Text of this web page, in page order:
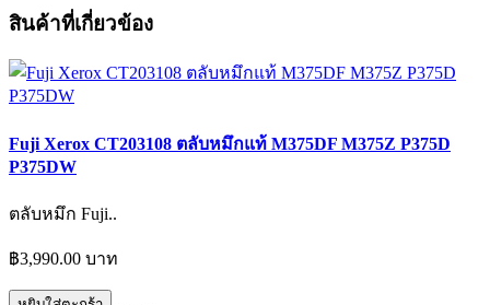
สินค้าที่เกี่ยวข้อง
Fuji Xerox CT203108 ตลับหมึกแท้ M375DF M375Z P375D
P375DW
ตลับหมึก Fuji..
฿3,990.00 บาท